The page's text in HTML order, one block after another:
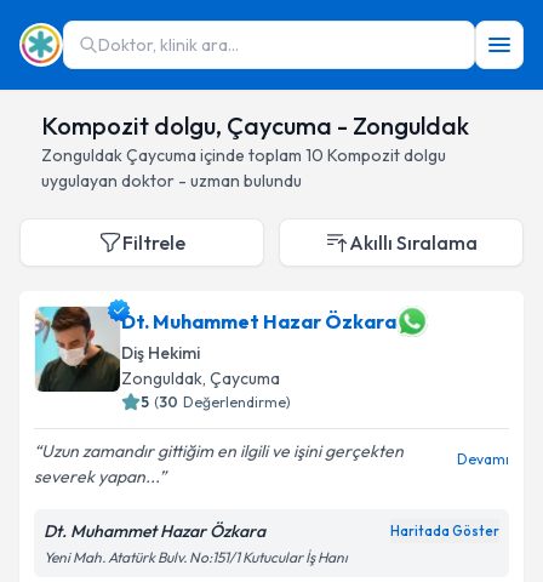
Doktor, klinik ara...
Kompozit dolgu, Çaycuma - Zonguldak
ZonguldakÇaycuma içinde toplam 10 Kompozit dolgu
uygulayan doktor - uzman bulundu
Filtrele Akıllı Sıralama
Dt. Muhammet Hazar Özkara
Diş Hekimi
Zonguldak, Çaycuma
5 (30 Değerlendirme)
Uzun zamandır gittiğim en ilgili ve işini gerçekten
severek yapan...
Devamı
Dt. Muhammet Hazar Özkara Haritada Göster
Yeni Mah. Atatürk Bulv. No:151/1 Kutucular İş Hanı